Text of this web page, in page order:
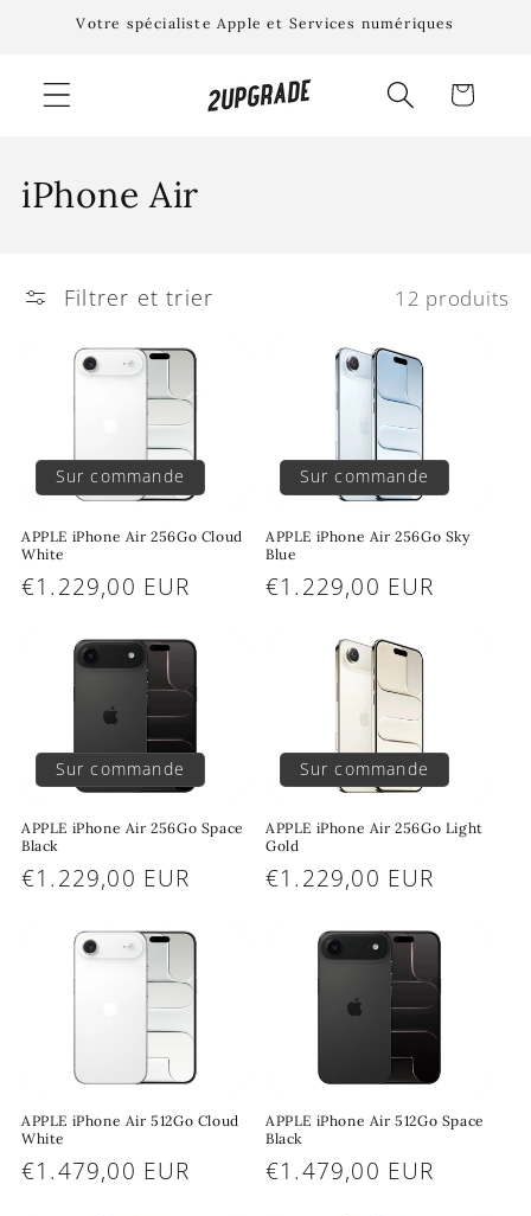
passer
contenu
Votre spécialiste Apple et Services numériques
Panier
C
l
o
n
iPhone Air
Filtrer et trier 12 produits
Sur commande
APPLE iPhone Air 256Go Cloud
White
Prix
€1.229,00 EUR
Sur commande
APPLE iPhone Air 256Go Sky
Blue
Prix
€1.229,00 EUR
Sur commande
APPLE iPhone Air 256Go Space
Black
Prix
€1.229,00 EUR
Sur commande
APPLE iPhone Air 256Go Light
Gold
Prix
€1.229,00 EUR
APPLE iPhone Air 512Go Cloud
White
Prix
€1.479,00 EUR
APPLE iPhone Air 512Go Space
Black
Prix
€1.479,00 EUR